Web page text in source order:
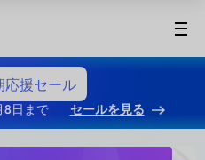
応援セール
8日まで セールを見る